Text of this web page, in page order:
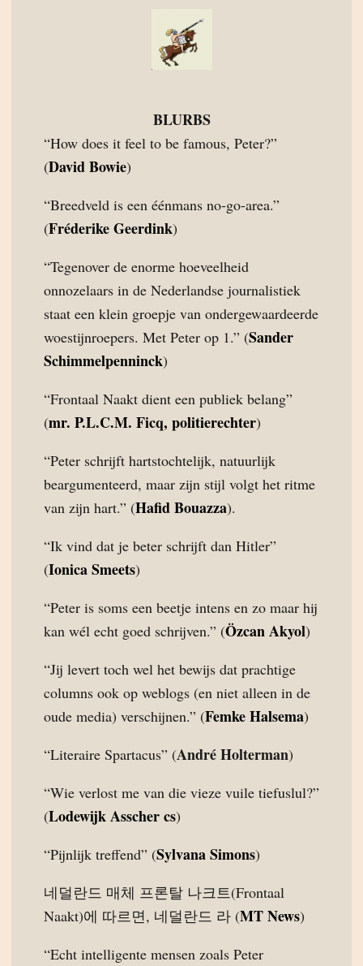
BLURBS
“How does it feel to be famous, Peter?”
(David Bowie)
“Breedveld is een éénmans no-go-area.”
(Fréderike Geerdink)
“Tegenover de enorme hoeveelheid
onnozelaars in de Nederlandse journalistiek
staat een klein groepje van ondergewaardeerde
woestijnroepers. Met Peter op 1.” (Sander
Schimmelpenninck)
“Frontaal Naakt dient een publiek belang”
(mr. P.L.C.M. Ficq, politierechter)
“Peter schrijft hartstochtelijk, natuurlijk
beargumenteerd, maar zijn stijl volgt het ritme
van zijn hart.” (Hafid Bouazza).
“Ik vind dat je beter schrijft dan Hitler”
(Ionica Smeets)
“Peter is soms een beetje intens en zo maar hij
kan wél echt goed schrijven.” (Özcan Akyol)
“Jij levert toch wel het bewijs dat prachtige
columns ook op weblogs (en niet alleen in de
oude media) verschijnen.” (Femke Halsema)
“Literaire Spartacus” (André Holterman)
“Wie verlost me van die vieze vuile tiefuslul?”
(Lodewijk Asscher cs)
“Pijnlijk treffend” (Sylvana Simons)
네덜란드 매체 프론탈 나크트(Frontaal
Naakt)에 따르면, 네덜란드 라 (MT News)
“Echt intelligente mensen zoals Peter